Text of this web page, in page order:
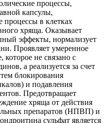
процессы,
капсулы,
процессы в клетках
хряща. Оказывает
эффекты, нормализует
Проявляет умеренное
которое не связано с
а реализуется за счет
блокирования
и подавления
Предотвращает
хряща от действия
препаратов (НПВП) и
сульфат является